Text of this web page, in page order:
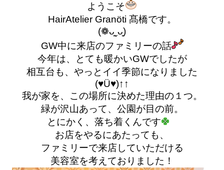
ようこそ
HairAtelier Granöti 髙橋です。
(❁ᴗ͈ˬᴗ͈)
GW中に来店のファミリーの話
今年は、とても暖かいGWでしたが
相互台も、やっとイイ季節になりました
(♥Ü♥)↑↑
我が家を、この場所に決めた理由の１つ。
緑が沢山あって、公園が目の前。
とにかく、落ち着くんです
お店をやるにあたっても、
ファミリーで来店していただける
美容室を考えておりました！